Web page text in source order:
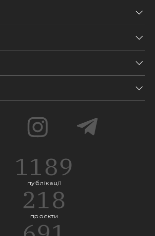
1189
публікації
218
проєкти